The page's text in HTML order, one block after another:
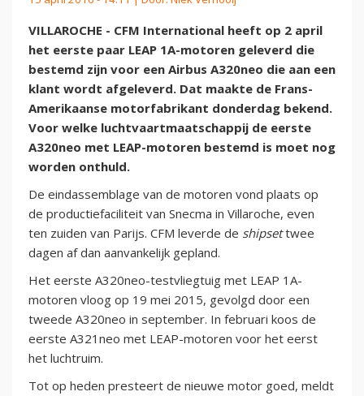
VILLAROCHE - CFM International heeft op 2 april
het eerste paar LEAP 1A-motoren geleverd die
bestemd zijn voor een Airbus A320neo die aan een
klant wordt afgeleverd. Dat maakte de Frans-
Amerikaanse motorfabrikant donderdag bekend.
Voor welke luchtvaartmaatschappij de eerste
A320neo met LEAP-motoren bestemd is moet nog
worden onthuld.
De eindassemblage van de motoren vond plaats op
de productiefaciliteit van Snecma in Villaroche, even
ten zuiden van Parijs. CFM leverde de shipsettwee
dagen af dan aanvankelijk gepland.
Het eerste A320neo-testvliegtuig met LEAP 1A-
motoren vloog op 19 mei 2015, gevolgd door een
tweede A320neo in september. In februari koos de
eerste A321neo met LEAP-motoren voor het eerst
het luchtruim.
Tot op heden presteert de nieuwe motor goed, meldt